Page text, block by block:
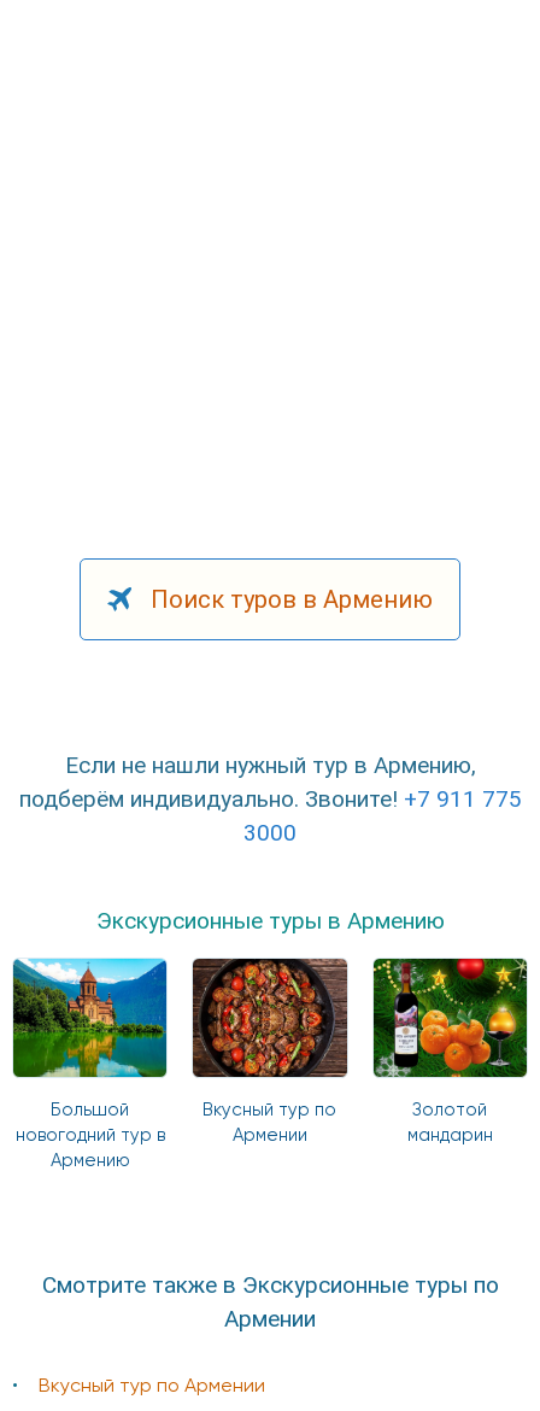
Поиск туров в Армению
Если не нашли нужный тур в Армению,
подберём индивидуально. Звоните! +7 911 775
3000
Экскурсионные туры в Армению
Большой
новогодний тур в
Армению
Вкусный тур по
Армении
Золотой
мандарин
Смотрите также в Экскурсионные туры по
Армении
Вкусный тур по Армении